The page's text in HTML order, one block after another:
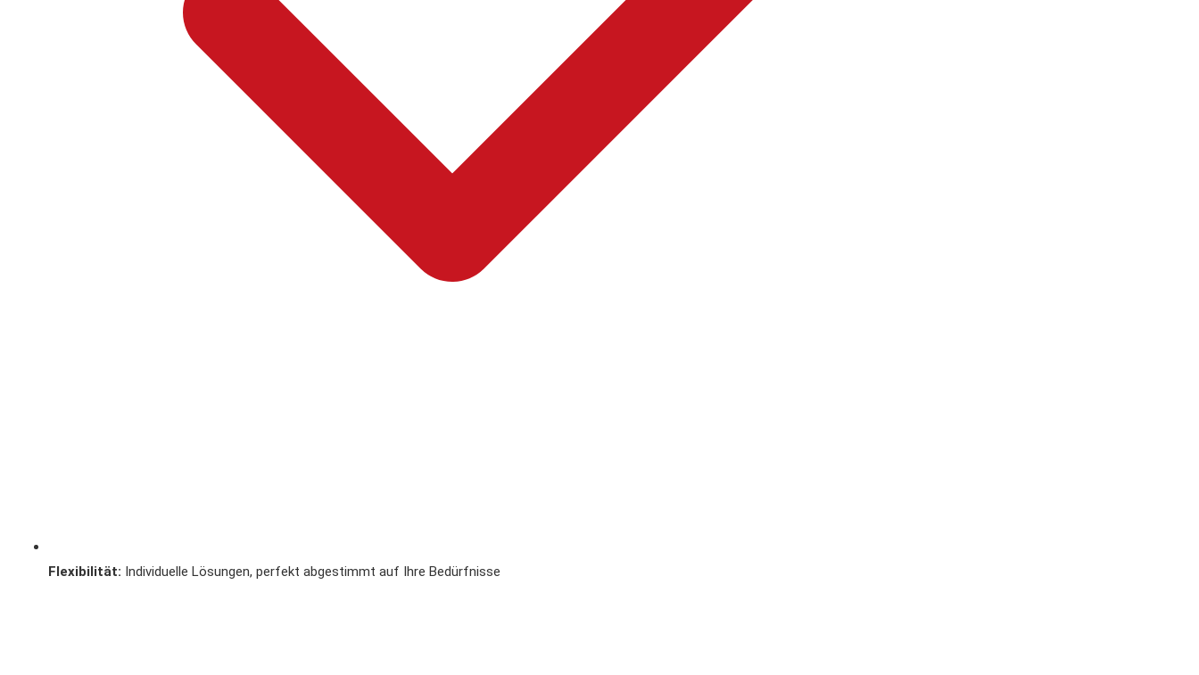
Flexibilität: Individuelle Lösungen, perfekt abgestimmt auf Ihre Bedürfnisse